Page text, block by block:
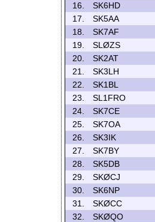
16.
SK6HD
17.
SK5AA
18.
SK7AF
19.
SLØZS
20.
SK2AT
21.
SK3LH
22.
SK1BL
23.
SL1FRO
24.
SK7CE
25.
SK7OA
26.
SK3IK
27.
SK7BY
28.
SK5DB
29.
SKØCJ
30.
SK6NP
31.
SKØCC
32.
SKØQO